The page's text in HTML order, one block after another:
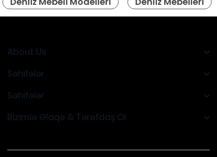
About Us
Səhifələr
Səhifələr
Bizimlə Əlaqə & Tərəfdaş Ol